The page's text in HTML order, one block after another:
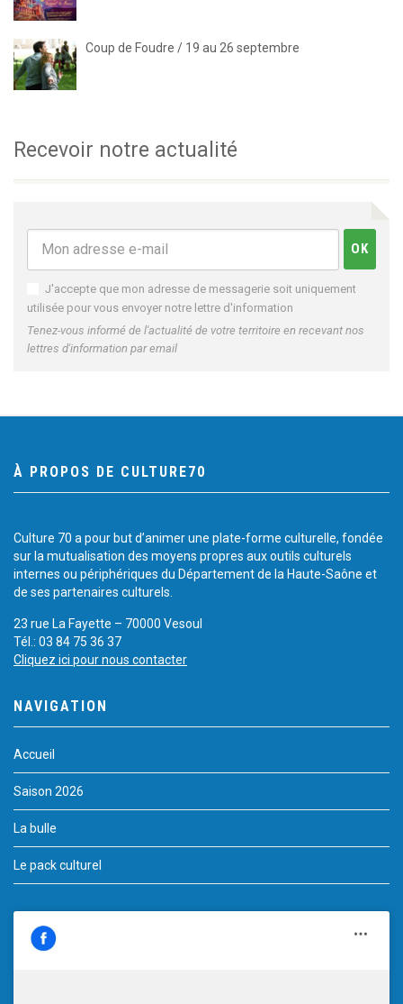
Coup de Foudre / 19 au 26 septembre
Recevoir notre actualité
J'accepte que mon adresse de messagerie soit uniquement
utilisée pour vous envoyer notre lettre d'information
Tenez-vous informé de l'actualité de votre territoire en recevant nos
lettres d'information par email
À PROPOS DE CULTURE70
Culture 70 a pour but d’animer une plate-forme culturelle, fondée
sur la mutualisation des moyens propres aux outils culturels
internes ou périphériques du Département de la Haute-Saône et
de ses partenaires culturels.
23 rue La Fayette – 70000 Vesoul
Tél.: 03 84 75 36 37
Cliquez ici pour nous contacter
NAVIGATION
Accueil
Saison 2026
La bulle
Le pack culturel